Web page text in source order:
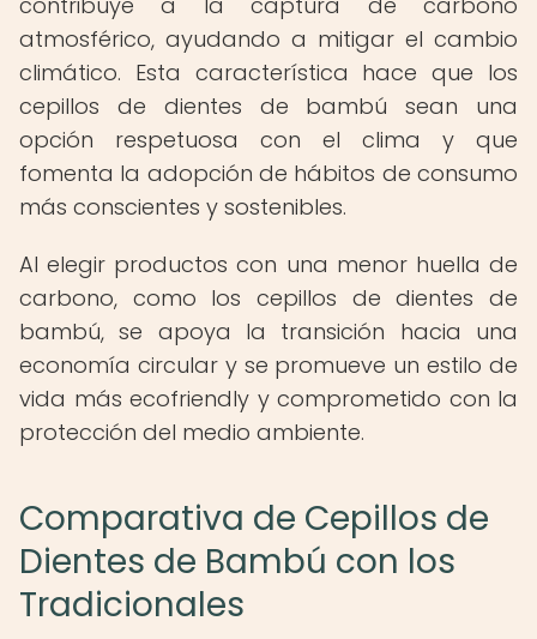
atmosférico, ayudando a mitigar el cambio
climático. Esta característica hace que los
cepillos de dientes de bambú sean una
opción respetuosa con el clima y que
fomenta la adopción de hábitos de consumo
más conscientes y sostenibles.
Al elegir productos con una menor huella de
carbono, como los cepillos de dientes de
bambú, se apoya la transición hacia una
economía circular y se promueve un estilo de
vida más ecofriendly y comprometido con la
protección del medio ambiente.
Comparativa de Cepillos de
Dientes de Bambú con los
Tradicionales